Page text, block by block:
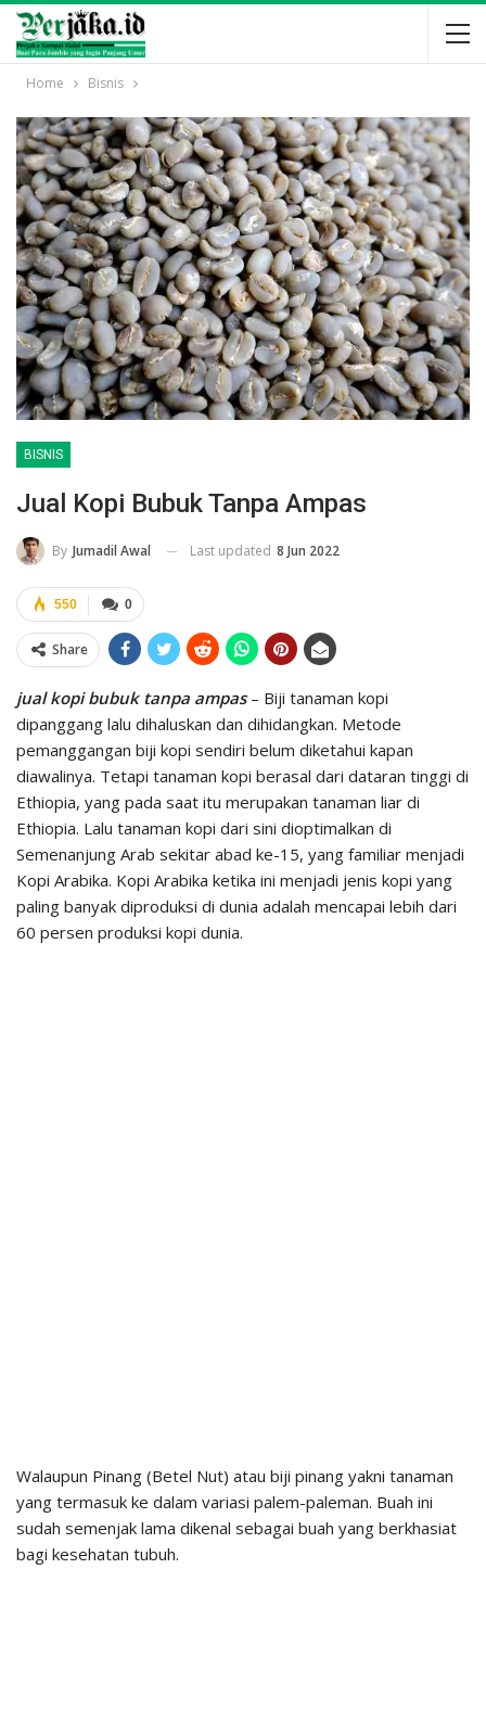
Home Bisnis
BISNIS
Jual Kopi Bubuk Tanpa Ampas
By Jumadil Awal Last updated 8 Jun 2022
0
550
Share
jual kopi bubuk tanpa ampas– Biji tanaman kopi
dipanggang lalu dihaluskan dan dihidangkan. Metode
pemanggangan biji kopi sendiri belum diketahui kapan
diawalinya. Tetapi tanaman kopi berasal dari dataran tinggi di
Ethiopia, yang pada saat itu merupakan tanaman liar di
Ethiopia. Lalu tanaman kopi dari sini dioptimalkan di
Semenanjung Arab sekitar abad ke-15, yang familiar menjadi
Kopi Arabika. Kopi Arabika ketika ini menjadi jenis kopi yang
paling banyak diproduksi di dunia adalah mencapai lebih dari
60 persen produksi kopi dunia.
Walaupun Pinang (Betel Nut) atau biji pinang yakni tanaman
yang termasuk ke dalam variasi palem-paleman. Buah ini
sudah semenjak lama dikenal sebagai buah yang berkhasiat
bagi kesehatan tubuh.